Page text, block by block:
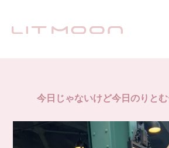
今日じゃないけど今日のり